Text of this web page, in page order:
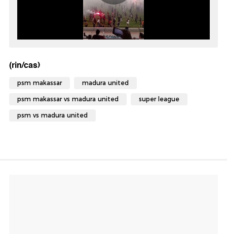
(rin/cas)
psm makassar madura united
psm makassar vs madura united super league
psm vs madura united